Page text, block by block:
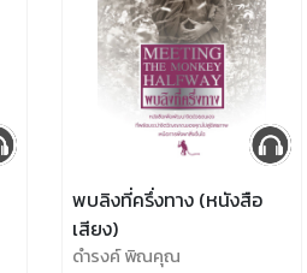
พบลิงที่ครึ่งทาง (หนังสือ
เสียง)
ดำรงค์ พิณคุณ